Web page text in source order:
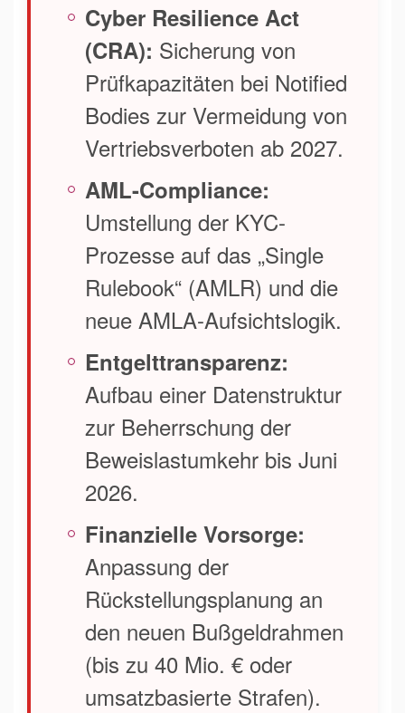
Cyber Resilience Act
(CRA): Sicherung von
Prüfkapazitäten bei Notified
Bodies zur Vermeidung von
Vertriebsverboten ab 2027.
AML-Compliance:
Umstellung der KYC-
Prozesse auf das „Single
Rulebook“ (AMLR) und die
neue AMLA-Aufsichtslogik.
Entgelttransparenz:
Aufbau einer Datenstruktur
zur Beherrschung der
Beweislastumkehr bis Juni
2026.
Finanzielle Vorsorge:
Anpassung der
Rückstellungsplanung an
den neuen Bußgeldrahmen
(bis zu 40 Mio. € oder
umsatzbasierte Strafen).